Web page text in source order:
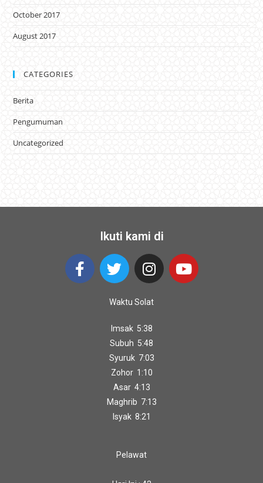
October 2017
August 2017
CATEGORIES
Berita
Pengumuman
Uncategorized
Ikuti kami di
Waktu Solat
Imsak 5:38
Subuh 5:48
Syuruk 7:03
Zohor 1:10
Asar 4:13
Maghrib 7:13
Isyak 8:21
Pelawat